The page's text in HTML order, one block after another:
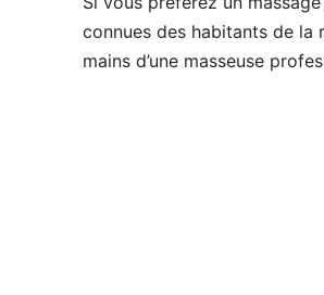
connues des habitants de la
mains d’une masseuse